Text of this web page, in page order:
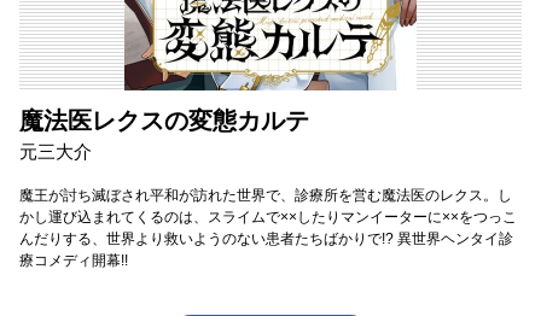
魔法医レクスの変態カルテ
元三大介
魔王が討ち滅ぼされ平和が訪れた世界で、診療所を営む魔法医のレクス。し
かし運び込まれてくるのは、スライムで××したりマンイーターに××をつっこ
んだりする、世界より救いようのない患者たちばかりで!? 異世界ヘンタイ診
療コメディ開幕!!